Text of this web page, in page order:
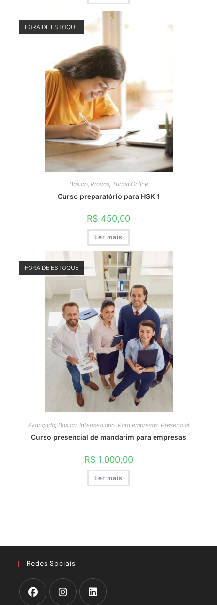
FORA DE ESTOQUE
Básico, Provas, Turma Online
Curso preparatório para HSK 1
R$ 450,00
Ler mais
FORA DE ESTOQUE
Avançado, Básico, Intermediário, Para empresas, Presencial
Curso presencial de mandarim para empresas
R$ 1.000,00
Ler mais
Redes Sociais